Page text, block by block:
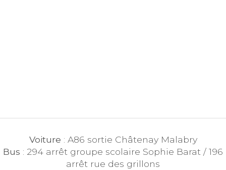
Voiture : A86 sortie Châtenay Malabry
Bus : 294 arrêt groupe scolaire Sophie Barat / 196
arrêt rue des grillons